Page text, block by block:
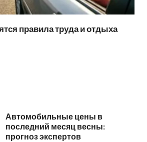
правила труда и отдыха
Автомобильные цены в
последний месяц весны:
прогноз экспертов